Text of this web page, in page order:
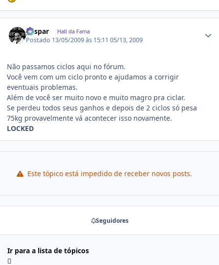
gaspar Hall da Fama
Postado 13/05/2009 às 15:1105/13, 2009
Não passamos ciclos aqui no fórum.
Você vem com um ciclo pronto e ajudamos a corrigir
eventuais problemas.
Além de você ser muito novo e muito magro pra ciclar.
Se perdeu todos seus ganhos e depois de 2 ciclos só pesa
75kg provavelmente vá acontecer isso novamente.
LOCKED
Este tópico está impedido de receber novos posts.
Seguidores
Ir para a lista de tópicos